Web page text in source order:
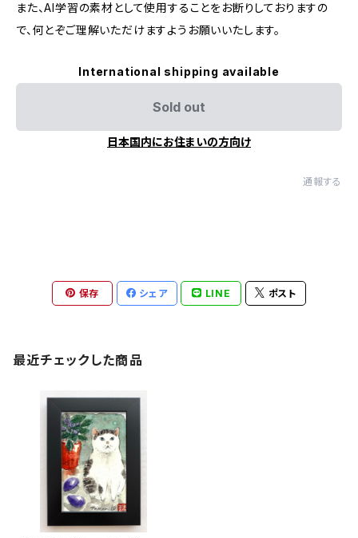
また、AI学習の素材として使用することをお断りしておりますの
で、何とぞご理解いただけますようお願いいたします。
International shipping available
Sold out
日本国内にお住まいの方向け
通報する
保存 シェア LINE ポスト
最近チェックした商品